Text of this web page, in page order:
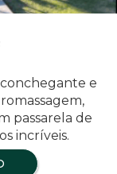
e
passarela de
incríveis.